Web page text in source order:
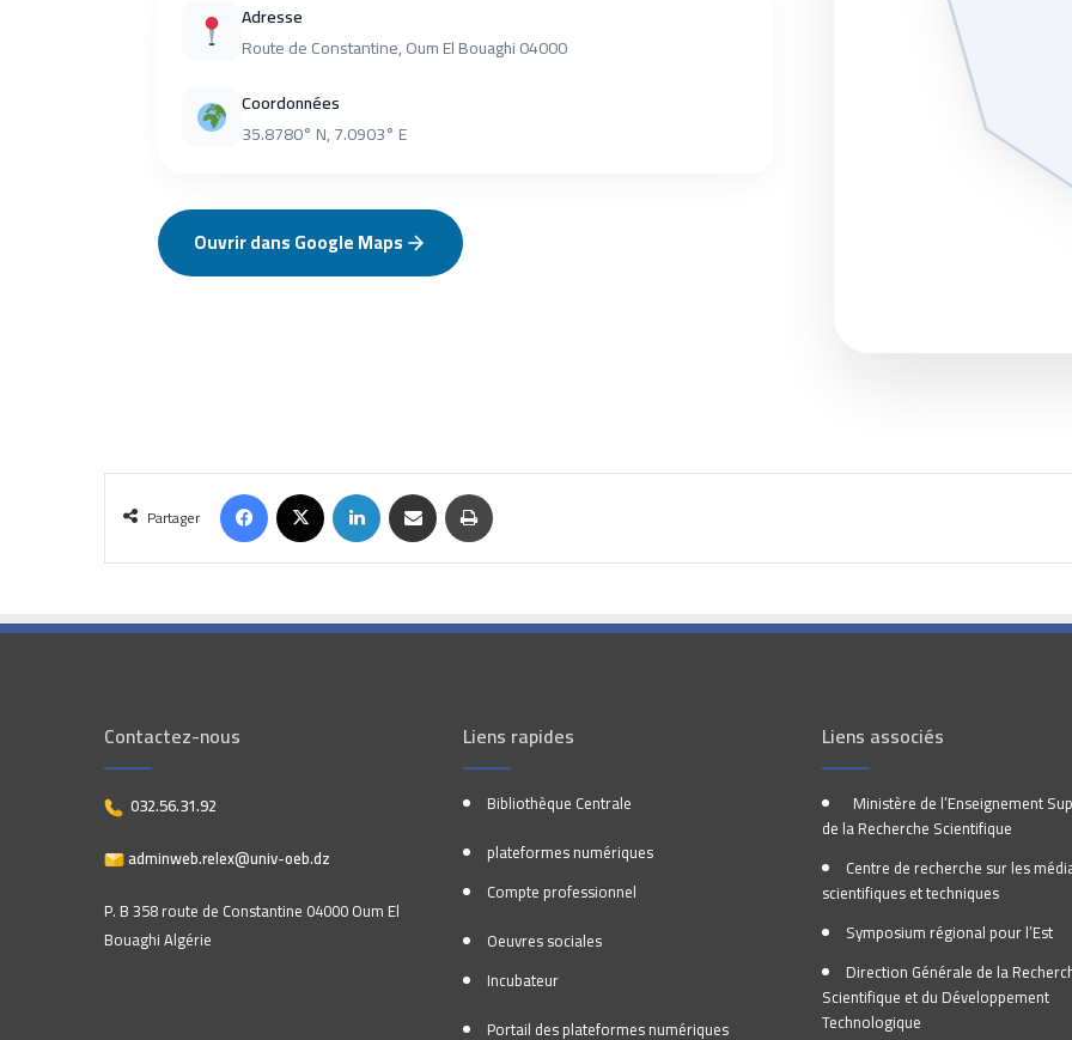
Adresse
Route de Constantine, Oum El Bouaghi 04000
Coordonnées
35.8780° N, 7.0903° E
Ouvrir dans Google Maps
Partager
Contactez-nous
032.56.31.92
adminweb.relex@univ-oeb.dz
P. B 358 route de Constantine 04000 Oum El
Bouaghi Algérie
Liens rapides
Bibliothèque Centrale
plateformes numériques
Compte professionnel
Oeuvres sociales
Incubateur
Portail des plateformes numériques
Liens associés
Ministère de l’Enseignement
de la Recherche Scientifique
Centre de recherche sur les
scientifiques et techniques
Symposium régional pour l’Est
Direction Générale de la
Scientifique et du Développement
Technologique